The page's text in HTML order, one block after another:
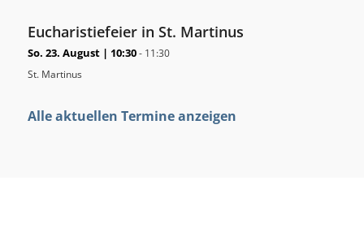
Eucharistiefeier in St. Martinus
So. 23. August | 10:30- 11:30
St. Martinus
Alle aktuellen Termine anzeigen